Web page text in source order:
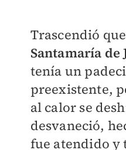
Trascendió
Santamaría de
tenía un
preexistente,
al calor se
desvaneció,
fue atendido y